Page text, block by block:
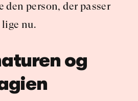
den person, der passer
nu.
og